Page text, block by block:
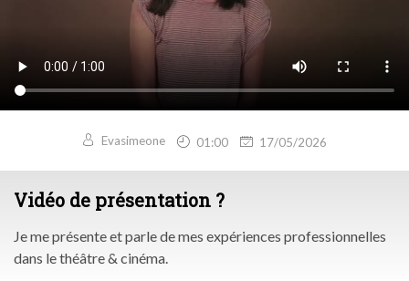
Evasimeone 01:00 17/05/2026
Vidéo de présentation ?
Je me présente et parle de mes expériences professionnelles
dans le théâtre & cinéma.